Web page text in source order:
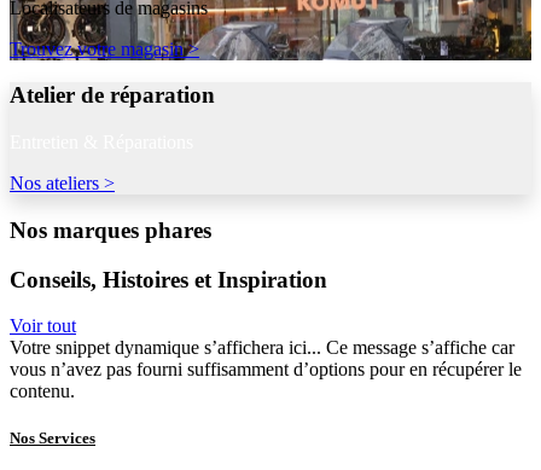
Localisateurs de magasins
Trouvez votre magasin >
Atelier de réparation
Nos ateliers >
Nos marques phares
Conseils, Histoires et Inspiration
Voir tout
Votre snippet dynamique s’affichera ici... Ce message s’affiche car
vous n’avez pas fourni suffisamment d’options pour en récupérer le
contenu.
Nos Services